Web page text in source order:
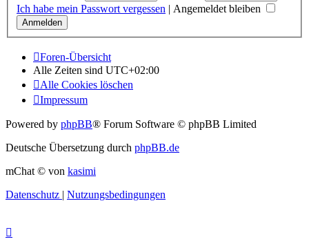
Ich habe mein Passwort vergessen | Angemeldet bleiben
Foren-Übersicht
Alle Zeiten sind UTC+02:00
Alle Cookies löschen
Impressum
Powered by phpBB® Forum Software © phpBB Limited
Deutsche Übersetzung durch phpBB.de
mChat © von kasimi
Datenschutz | Nutzungsbedingungen